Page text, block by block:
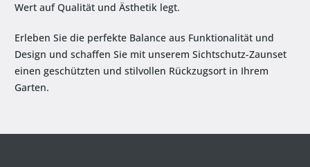
Wert auf Qualität und Ästhetik legt.
Erleben Sie die perfekte Balance aus Funktionalität und
Design und schaffen Sie mit unserem Sichtschutz-Zaunset
einen geschützten und stilvollen Rückzugsort in Ihrem
Garten.